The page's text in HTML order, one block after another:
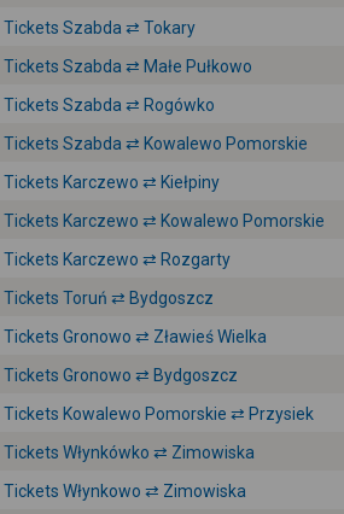
Tickets Szabda ⇄ Tokary
Tickets Szabda ⇄ Małe Pułkowo
Tickets Szabda ⇄ Rogówko
Tickets Szabda ⇄ Kowalewo Pomorskie
Tickets Karczewo ⇄ Kiełpiny
Tickets Karczewo ⇄ Kowalewo Pomorskie
Tickets Karczewo ⇄ Rozgarty
Tickets Toruń ⇄ Bydgoszcz
Tickets Gronowo ⇄ Zławieś Wielka
Tickets Gronowo ⇄ Bydgoszcz
Tickets Kowalewo Pomorskie ⇄ Przysiek
Tickets Włynkówko ⇄ Zimowiska
Tickets Włynkowo ⇄ Zimowiska